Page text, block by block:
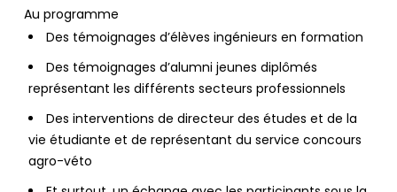
Au programme
Des témoignages d’élèves ingénieurs en formation
Des témoignages d’alumni jeunes diplômés
représentant les différents secteurs professionnels
Des interventions de directeur des études et de la
vie étudiante et de représentant du service concours
agro-véto